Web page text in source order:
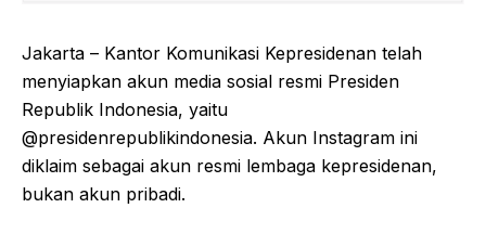
Jakarta – Kantor Komunikasi Kepresidenan telah
menyiapkan akun media sosial resmi Presiden
Republik Indonesia, yaitu
@presidenrepublikindonesia. Akun Instagram ini
diklaim sebagai akun resmi lembaga kepresidenan,
bukan akun pribadi.